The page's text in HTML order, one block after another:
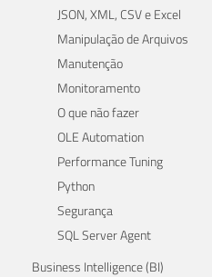
JSON, XML, CSV e Excel
Manipulação de Arquivos
Manutenção
Monitoramento
O que não fazer
OLE Automation
Performance Tuning
Python
Segurança
SQL Server Agent
Business Intelligence (BI)